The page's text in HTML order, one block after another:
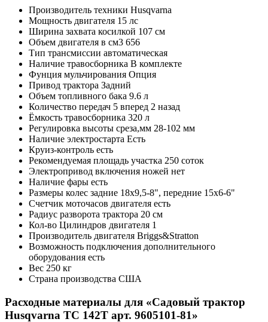
Производитель техники Husqvarna
Мощность двигателя 15 лс
Ширина захвата косилкой 107 см
Объем двигателя в см3 656
Тип трансмиссии автоматическая
Наличие травосборника В комплекте
Фунция мульчирования Опция
Привод трактора Задний
Объем топливного бака 9.6 л
Количество передач 5 вперед 2 назад
Ёмкость травосборника 320 л
Регулировка высоты среза,мм 28-102 мм
Наличие электростарта Есть
Круиз-контроль есть
Рекомендуемая площадь участка 250 соток
Электропривод включения ножей нет
Наличие фары есть
Размеры колес задние 18x9,5-8", передние 15x6-6"
Счетчик моточасов двигателя есть
Радиус разворота трактора 20 см
Кол-во Цилиндров двигателя 1
Производитель двигателя Briggs&Stratton
Возможность подключения дополнительного
оборудования есть
Вес 250 кг
Страна производства США
Расходные материалы для «Садовый трактор
Husqvarna TC 142T арт. 9605101-81»